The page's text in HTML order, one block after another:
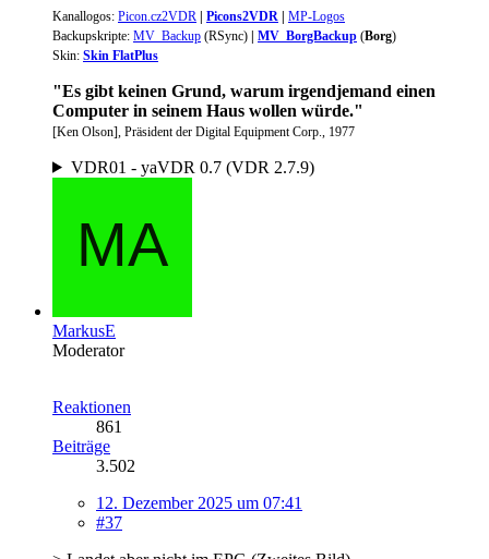
Kanallogos: Picon.cz2VDR | Picons2VDR | MP-Logos
Backupskripte: MV_Backup (RSync) | MV_BorgBackup (Borg)
Skin: Skin FlatPlus
"Es gibt keinen Grund, warum irgendjemand einen
Computer in seinem Haus wollen würde."
[Ken Olson], Präsident der Digital Equipment Corp., 1977
VDR01 - yaVDR 0.7 (VDR 2.7.9)
MarkusE
Moderator
Reaktionen
861
Beiträge
3.502
12. Dezember 2025 um 07:41
#37